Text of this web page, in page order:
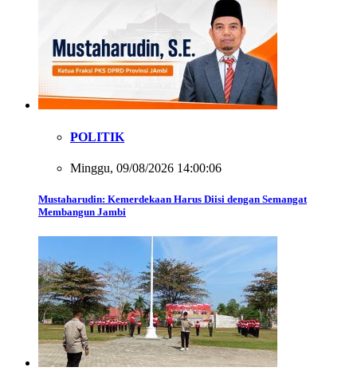
POLITIK
Minggu, 09/08/2026 14:00:06
Mustaharudin: Kemerdekaan Harus Diisi dengan Semangat
Membangun Jambi